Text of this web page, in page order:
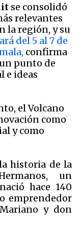
se consolidó
relevantes
la región, y su
del 5 al 7 de
confirma
punto de
e ideas
el Volcano
como
y como
historia de la
un
hace 140
emprendedor
y don